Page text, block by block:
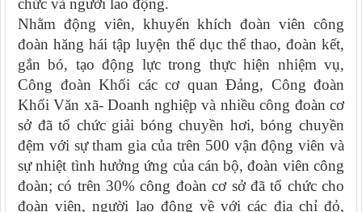
chức và người lao động.
Nhằm động viên, khuyến khích đoàn viên công
đoàn hăng hái tập luyện thể dục thể thao, đoàn kết,
gắn bó, tạo động lực trong thực hiện nhiệm vụ,
Công đoàn Khối các cơ quan Đảng, Công đoàn
Khối Văn xã- Doanh nghiệp và nhiều công đoàn cơ
sở đã tổ chức giải bóng chuyền hơi, bóng chuyền
đệm với sự tham gia của trên 500 vận động viên và
sự nhiệt tình hưởng ứng của cán bộ, đoàn viên công
đoàn; có trên 30% công đoàn cơ sở đã tổ chức cho
đoàn viên, người lao động về với các địa chỉ đỏ,